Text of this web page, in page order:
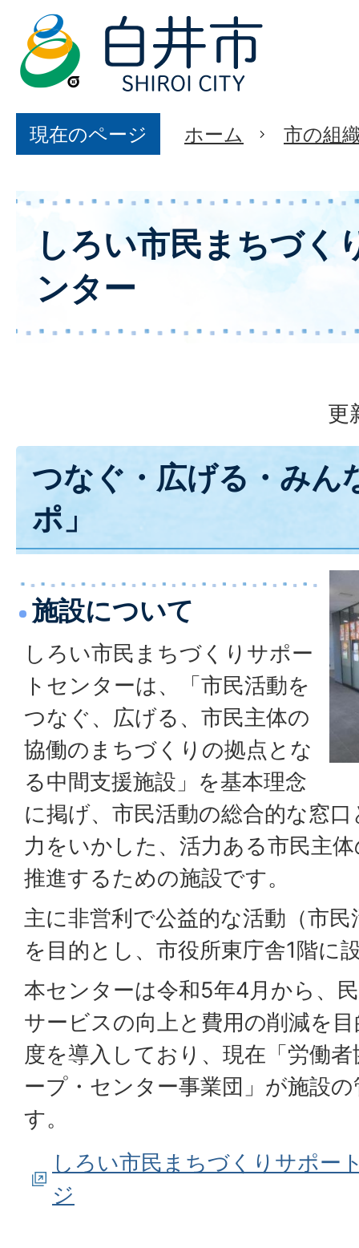
現在のページ ホーム 市の組
しろい市民まちづく
ンター
更
つなぐ・広げる・みん
ポ」
施設について
しろい市民まちづくりサポー
トセンターは、「市民活動を
つなぐ、広げる、市民主体の
協働のまちづくりの拠点とな
る中間支援施設」を基本理念
に掲げ、市民活動の総合的な窓
力をいかした、活力ある市民主
推進するための施設です。
主に非営利で公益的な活動（市
を目的とし、市役所東庁舎1階に
本センターは令和5年4月から、
サービスの向上と費用の削減を
度を導入しており、現在「労働
ープ・センター事業団」が施設
す。
しろい市民まちづくりサポー
ジ